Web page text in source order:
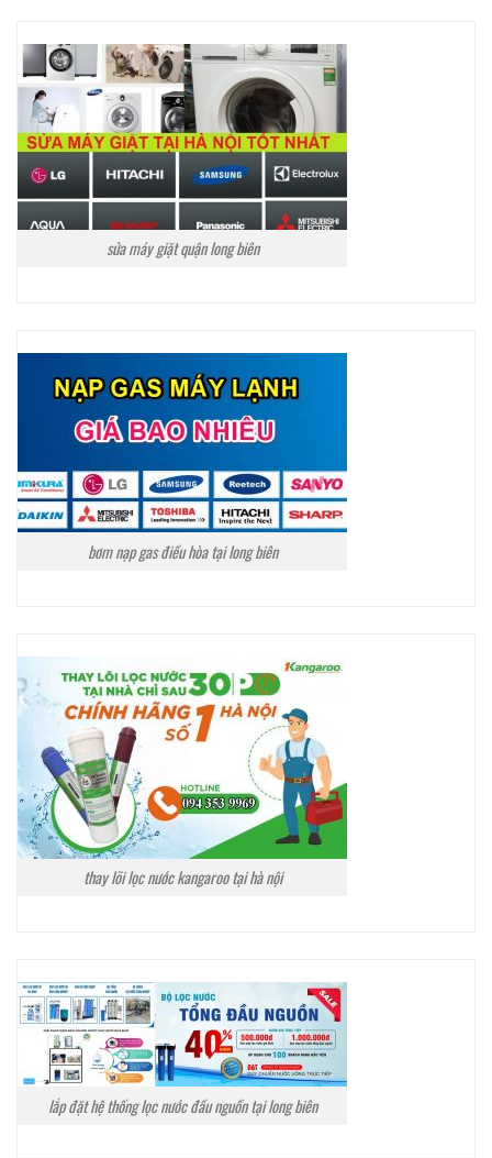
sửa máy giặt quận long biên
bơm nạp gas điều hòa tại long biên
thay lõi lọc nước kangaroo tại hà nội
lắp đặt hệ thống lọc nước đầu nguồn tại long biên